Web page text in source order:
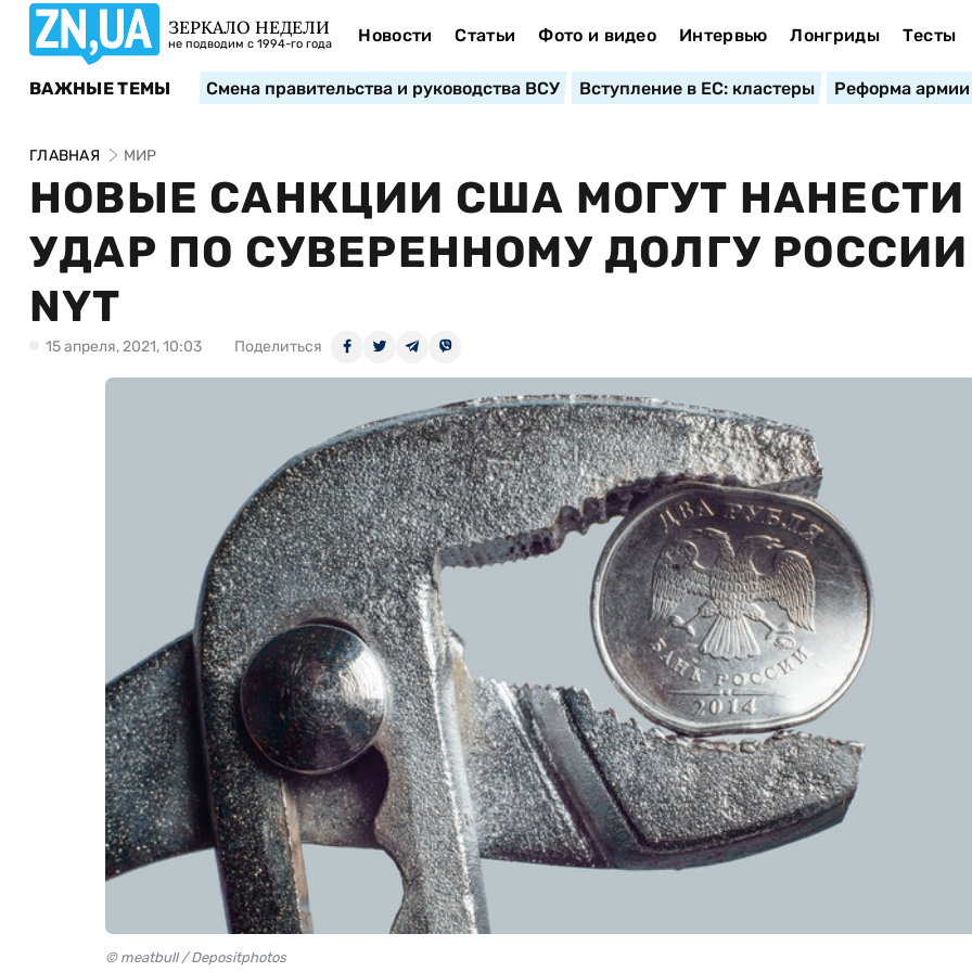
ЗЕРКАЛО НЕДЕЛИ
не подводим с 1994-го года Новости Статьи Фото и видео Интервью Лонгриды Тесты
ВАЖНЫЕ ТЕМЫ Смена правительства и руководства ВСУ Вступление в ЕС: кластеры Реформа армии
ГЛАВНАЯ МИР
НОВЫЕ САНКЦИИ США МОГУТ НАНЕСТИ
УДАР ПО СУВЕРЕННОМУ ДОЛГУ РОССИИ
NYT
15 апреля, 2021, 10:03 Поделиться
© meatbull / Depositphotos